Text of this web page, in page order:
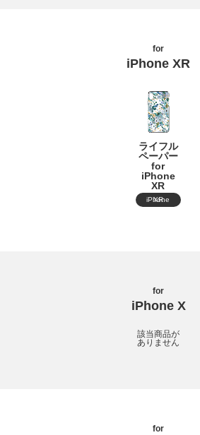
for
iPhone XR
ライフル
ペーパー
for
iPhone
XR
iPhone XR
for
iPhone X
該当商品が
ありません
for